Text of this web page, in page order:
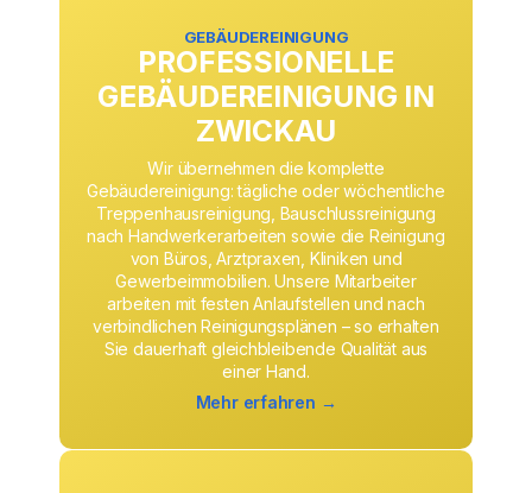
GEBÄUDEREINIGUNG
PROFESSIONELLE
GEBÄUDEREINIGUNG IN
ZWICKAU
Wir übernehmen die komplette
Gebäudereinigung: tägliche oder wöchentliche
Treppenhausreinigung, Bauschlussreinigung
nach Handwerkerarbeiten sowie die Reinigung
von Büros, Arztpraxen, Kliniken und
Gewerbeimmobilien. Unsere Mitarbeiter
arbeiten mit festen Anlaufstellen und nach
verbindlichen Reinigungsplänen – so erhalten
Sie dauerhaft gleichbleibende Qualität aus
einer Hand.
Mehr erfahren →